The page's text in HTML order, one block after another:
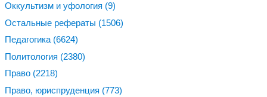
Оккультизм и уфология (9)
Остальные рефераты (1506)
Педагогика (6624)
Политология (2380)
Право (2218)
Право, юриспруденция (773)